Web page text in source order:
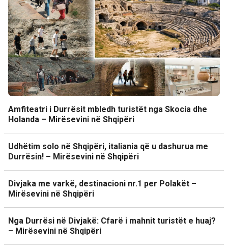
Amfiteatri i Durrësit mbledh turistët nga Skocia dhe
Holanda – Mirësevini në Shqipëri
Udhëtim solo në Shqipëri, italiania që u dashurua me
Durrësin! – Mirësevini në Shqipëri
Divjaka me varkë, destinacioni nr.1 per Polakët –
Mirësevini në Shqipëri
Nga Durrësi në Divjakë: Cfarë i mahnit turistët e huaj?
– Mirësevini në Shqipëri